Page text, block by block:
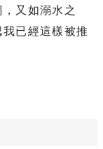
又如溺水之
已經這樣被推